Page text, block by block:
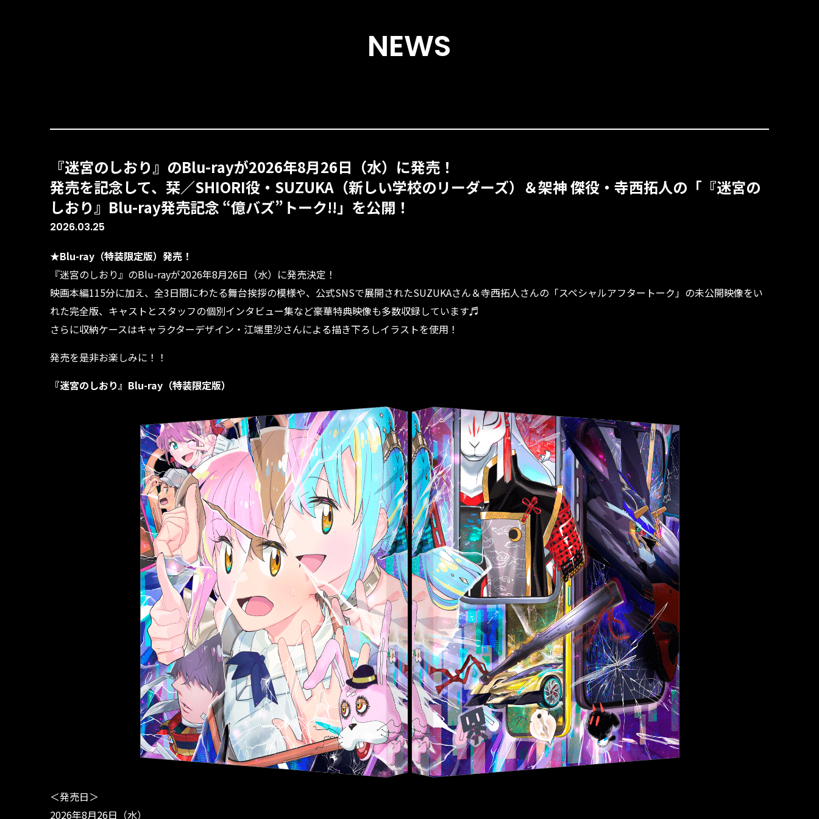
NEWS
『迷宮のしおり』のBlu-rayが2026年8月26日（水）に発売！
発売を記念して、栞／SHIORI役・SUZUKA（新しい学校のリーダーズ）＆架神 傑役・寺西拓人の「『迷宮の
しおり』Blu-ray発売記念 “億バズ”トーク!!」を公開！
2026.03.25
★Blu-ray（特装限定版）発売！
『迷宮のしおり』のBlu-rayが2026年8月26日（水）に発売決定！
映画本編115分に加え、全3日間にわたる舞台挨拶の模様や、公式SNSで展開されたSUZUKAさん＆寺西拓人さんの「スペシャルアフタートーク」の未公開映像をい
れた完全版、キャストとスタッフの個別インタビュー集など豪華特典映像も多数収録しています♬
さらに収納ケースはキャラクターデザイン・江端里沙さんによる描き下ろしイラストを使用！
発売を是非お楽しみに！！
『迷宮のしおり』Blu-ray（特装限定版）
＜発売日＞
2026年8月26日（水）